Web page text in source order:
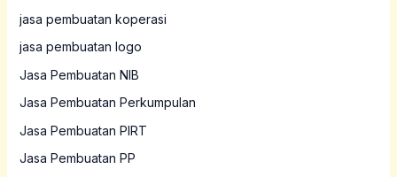
jasa pembuatan koperasi
jasa pembuatan logo
Jasa Pembuatan NIB
Jasa Pembuatan Perkumpulan
Jasa Pembuatan PIRT
Jasa Pembuatan PP